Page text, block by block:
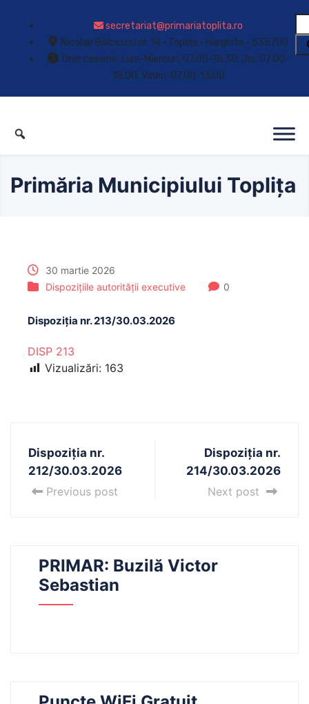
secretariat@primariatoplita.ro
Nicolae Bălcescu nr. 14 • Toplița • Harghita • 535700
Orar casierie: Luni-Miercuri: 07.00-15.30; Joi: 07.00-
18.00; Vineri: 07.00-13.00
Primăria Municipiului Toplița
30 martie 2026
Dispozițiile autorității executive
0
Dispoziția nr. 213/30.03.2026
DISP 213
Vizualizări: 163
Dispoziția nr.
212/30.03.2026
Previous post
Dispoziția nr.
214/30.03.2026
Next post
PRIMAR: Buzilă Victor
Sebastian